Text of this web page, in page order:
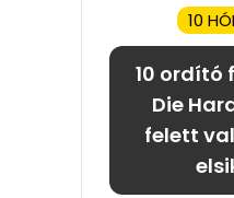
10
10 ordító
Die
felett